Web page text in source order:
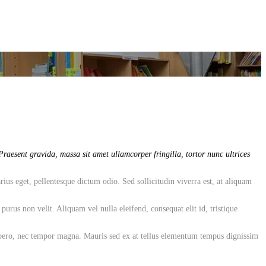
gravida, massa sit amet ullamcorper fringilla, tortor nunc ultrices
eget, pellentesque dictum odio. Sed sollicitudin viverra est, at aliquam
non velit. Aliquam vel nulla eleifend, consequat elit id, tristique
nec tempor magna. Mauris sed ex at tellus elementum tempus dignissim